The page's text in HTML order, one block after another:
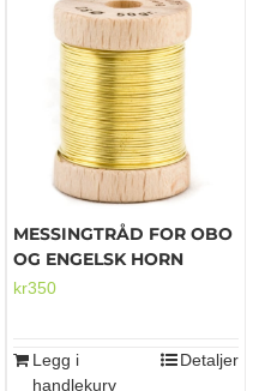
MESSINGTRÅD FOR OBO
OG ENGELSK HORN
kr350
Legg i
handlekurv
Detaljer